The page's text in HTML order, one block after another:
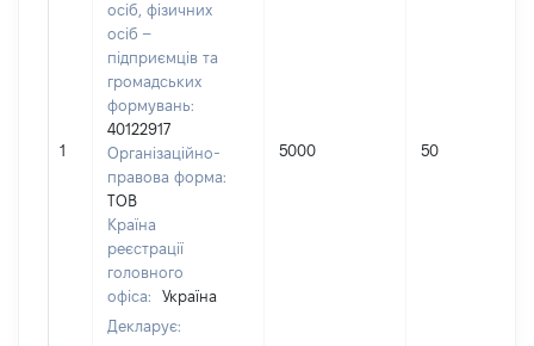
1
осіб, фізичних
осіб –
підприємців та
громадських
формувань:
40122917
Організаційно-
правова форма:
ТОВ
Країна
реєстрації
головного
офіса:
Україна
Декларує:
5000 50